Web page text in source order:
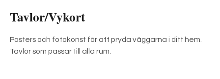
Tavlor/Vykort
Posters och fotokonst för att pryda väggarna i ditt hem.
Tavlor som passar till alla rum.